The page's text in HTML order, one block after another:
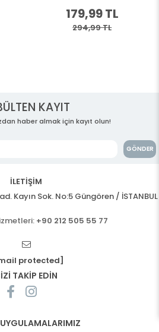
179,99 TL
294,99 TL
KAYIT
haber almak için kayıt olun!
GÖNDER
İLETİŞİM
Kayın Sok. No:5 Güngören / İSTANBUL
+90 212 505 55 77
protected]
TAKİP EDİN